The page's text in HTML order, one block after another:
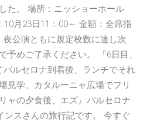
た。 場所：ニッショーホール
10月23日11：00～ 金額：全席指
公演ともに規定枚数に達し次
予めご了承ください。 『6日目、
ルセロナ到着後、ランチでそれ
見学、カタルーニャ広場でフリ
ャの夕食後、エズ』バルセロナ
ンスさんの旅行記です。 今すぐ